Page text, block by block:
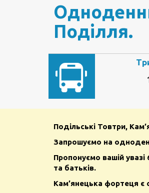
Поділля.
Подільські Товтри,
Запрошуємо на
Пропонуємо вашій
та батьків.
Кам’янецька фортеця є